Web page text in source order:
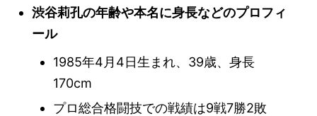
渋谷莉孔の年齢や本名に身長などのプロフィ
ール
1985年4月4日生まれ、39歳、身長
170cm
プロ総合格闘技での戦績は9戦7勝2敗